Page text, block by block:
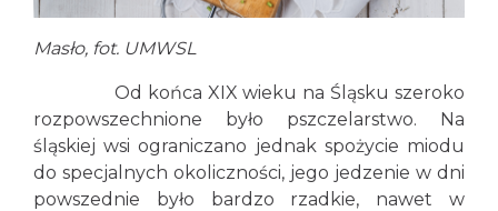
Masło, fot. UMWSL
Od końca XIX wieku na Śląsku szeroko
rozpowszechnione było pszczelarstwo. Na
śląskiej wsi ograniczano jednak spożycie miodu
do specjalnych okoliczności, jego jedzenie w dni
powszednie było bardzo rzadkie, nawet w